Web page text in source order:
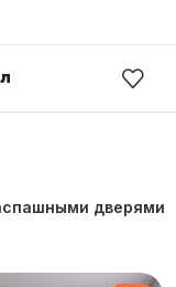
дверями